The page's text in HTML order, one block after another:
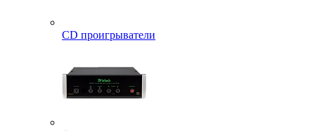
CD проигрыватели